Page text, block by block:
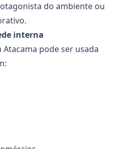
do ambiente ou
interna
Atacama pode ser usada